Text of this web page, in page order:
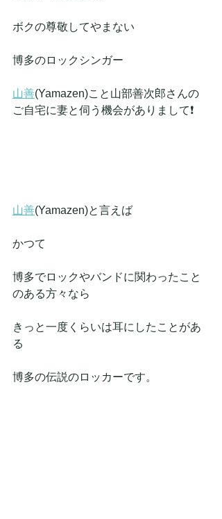
ボクの尊敬してやまない
博多のロックシンガー
山善(Yamazen)こと山部善次郎さんの
ご自宅に妻と伺う機会がありまして❗
山善(Yamazen)と言えば
かつて
博多でロックやバンドに関わったこと
のある方々なら
きっと一度くらいは耳にしたことがあ
る
博多の伝説のロッカーです。